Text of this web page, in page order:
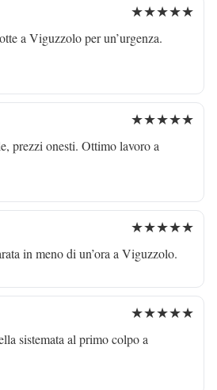
★★★★★
a Viguzzolo per un’urgenza.
★★★★★
prezzi onesti. Ottimo lavoro a
★★★★★
in meno di un’ora a Viguzzolo.
★★★★★
sistemata al primo colpo a